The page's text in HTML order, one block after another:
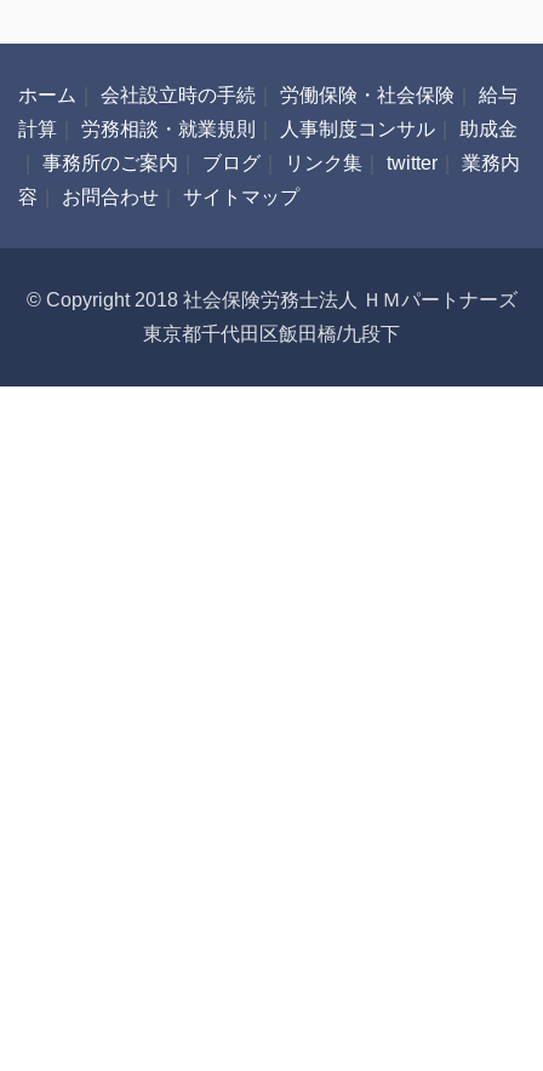
ホーム 会社設立時の手続 労働保険・社会保険
給与
計算
労務相談・就業規則 人事制度コンサル
助成金
事務所のご案内 ブログ リンク集 twitter
業務内
容
お問合わせ サイトマップ
© Copyright 2018 社会保険労務士法人 ＨＭパートナーズ
東京都千代田区飯田橋/九段下